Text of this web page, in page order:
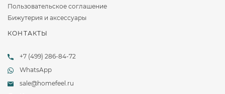
Пользовательское соглашение
Бижутерия и аксессуары
КОНТАКТЫ
+7 (499) 286-84-72
WhatsApp
sale@homefeel.ru